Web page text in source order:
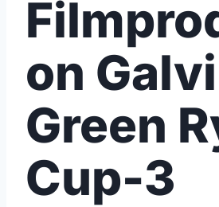
on
Green
Cup-3